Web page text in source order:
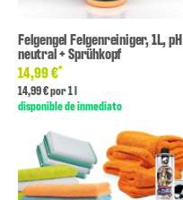
Felgengel Felgenreiniger, 1L, pH
neutral + Sprühkopf
14,99 €*
14,99 € por 1 l
disponible de inmediato